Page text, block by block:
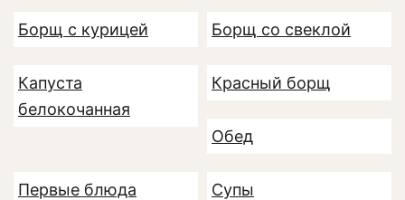
Борщ с курицей Борщ со свеклой
Капуста
белокочанная
Красный борщ
Обед
Первые блюда Супы